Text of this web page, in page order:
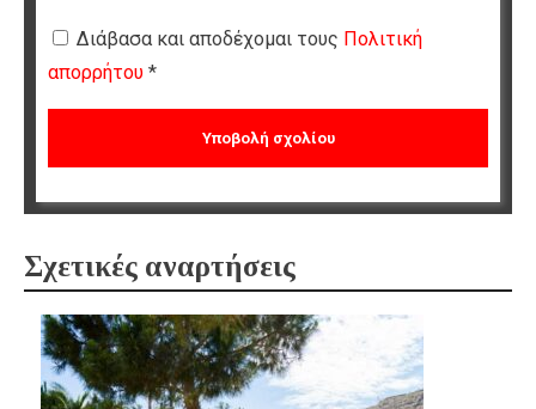
Διάβασα και αποδέχομαι τους Πολιτική
απορρήτου *
Σχετικές αναρτήσεις